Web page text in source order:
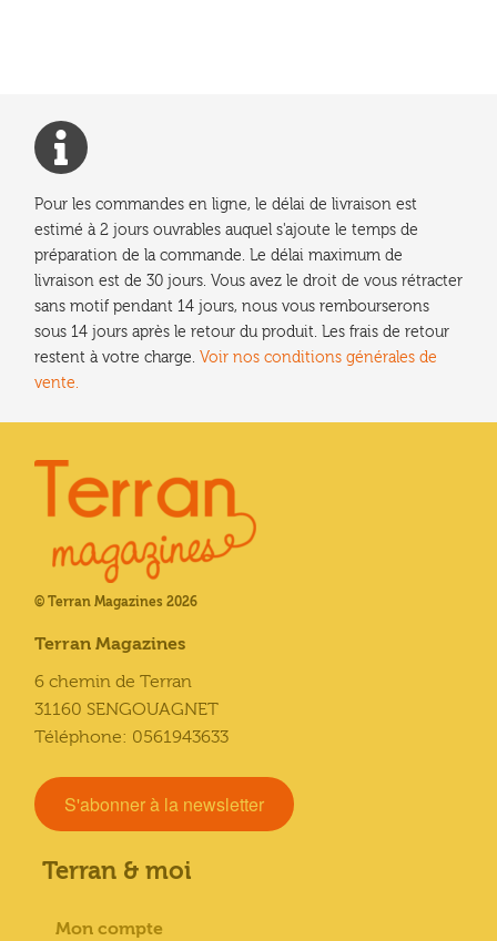
Pour les commandes en ligne, le délai de livraison est
estimé à 2 jours ouvrables auquel s'ajoute le temps de
préparation de la commande. Le délai maximum de
livraison est de 30 jours. Vous avez le droit de vous rétracter
sans motif pendant 14 jours, nous vous rembourserons
sous 14 jours après le retour du produit. Les frais de retour
restent à votre charge. Voir nos conditions générales de
vente.
© Terran Magazines 2026
Terran Magazines
6 chemin de Terran
31160 SENGOUAGNET
Téléphone: 0561943633
S'abonner à la newsletter
Terran & moi
Mon compte